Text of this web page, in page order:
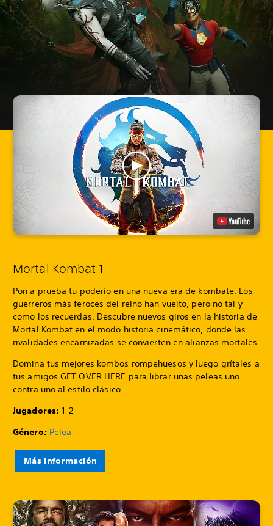
Mortal Kombat 1
Pon a prueba tu poderío en una nueva era de kombate. Los
guerreros más feroces del reino han vuelto, pero no tal y
como los recuerdas. Descubre nuevos giros en la historia de
Mortal Kombat en el modo historia cinemático, donde las
rivalidades encarnizadas se convierten en alianzas mortales.
Domina tus mejores kombos rompehuesos y luego grítales a
tus amigos GET OVER HERE para librar unas peleas uno
contra uno al estilo clásico.
Jugadores:1-2
Género: Pelea
Más información